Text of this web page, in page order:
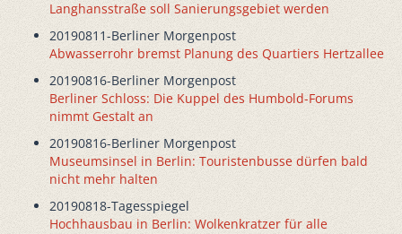
Langhansstraße soll Sanierungsgebiet werden
20190811-Berliner Morgenpost
Abwasserrohr bremst Planung des Quartiers Hertzallee
20190816-Berliner Morgenpost
Berliner Schloss: Die Kuppel des Humbold-Forums
nimmt Gestalt an
20190816-Berliner Morgenpost
Museumsinsel in Berlin: Touristenbusse dürfen bald
nicht mehr halten
20190818-Tagesspiegel
Hochhausbau in Berlin: Wolkenkratzer für alle